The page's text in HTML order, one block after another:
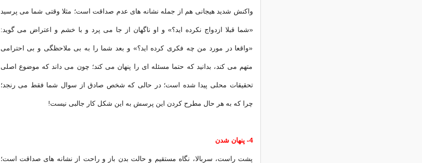
واکنش شدید هیجانی هم از جمله نشانه های عدم صداقت است؛ مثلا وقتی شما می پرسید
«شما قبلا ازدواج نکرده اید؟» و او ناگهان از جا می پرد و با خشم و اعتراض می گوید:
«واقعا در مورد من چه فکری کرده اید؟» و بعد شما را به بی ملاحظگی و بی احترامی
متهم می کند، بدانید که حتما مسئله ای را پنهان می کند؛ چون می داند که موضوع اصلی
تحقیقات محلی پیدا شده است؛ در حالی که شخص صادق از سوال شما فقط می رنجد؛
چرا که به هر حال مطرح کردن این پرسش به این شکل کار جالبی نیست!
4- پنهان شدن
پشت راست، سربالا، نگاه مستقیم و حالت بدن باز و راحت از نشانه های صداقت است؛